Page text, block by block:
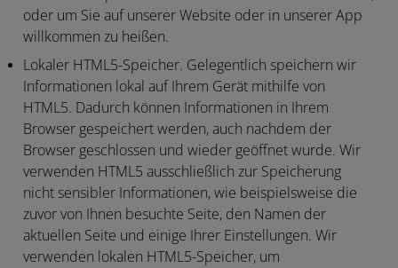
oder um Sie auf unserer Website oder in unserer App
willkommen zu heißen.
Lokaler HTML5-Speicher. Gelegentlich speichern wir
Informationen lokal auf Ihrem Gerät mithilfe von
HTML5. Dadurch können Informationen in Ihrem
Browser gespeichert werden, auch nachdem der
Browser geschlossen und wieder geöffnet wurde. Wir
verwenden HTML5 ausschließlich zur Speicherung
nicht sensibler Informationen, wie beispielsweise die
zuvor von Ihnen besuchte Seite, den Namen der
aktuellen Seite und einige Ihrer Einstellungen. Wir
verwenden lokalen HTML5-Speicher, um